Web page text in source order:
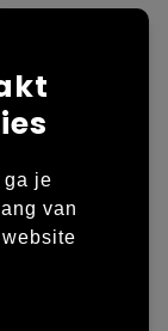
ga je
van